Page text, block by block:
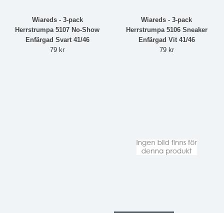
Wiareds - 3-pack
Herrstrumpa 5107 No-Show
Enfärgad Svart 41/46
79 kr
Wiareds - 3-pack
Herrstrumpa 5106 Sneaker
Enfärgad Vit 41/46
79 kr